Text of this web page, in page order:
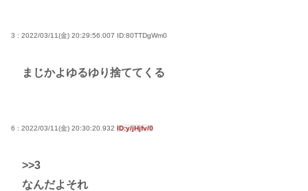
3 : 2022/03/11(金) 20:29:56.007 ID:80TTDgWm0
まじかよゆるゆり捨ててくる
6 : 2022/03/11(金) 20:30:20.932 ID:y/jHjfv/0
>>3
なんだよそれ